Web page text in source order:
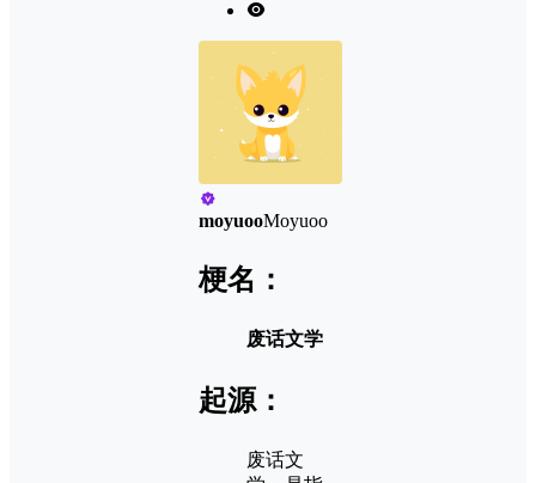
moyuooMoyuoo
梗名：
废话文学
起源：
废话文